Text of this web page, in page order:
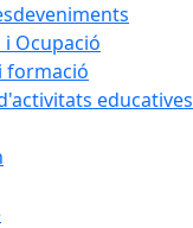
i Ocupació
formació
educatives